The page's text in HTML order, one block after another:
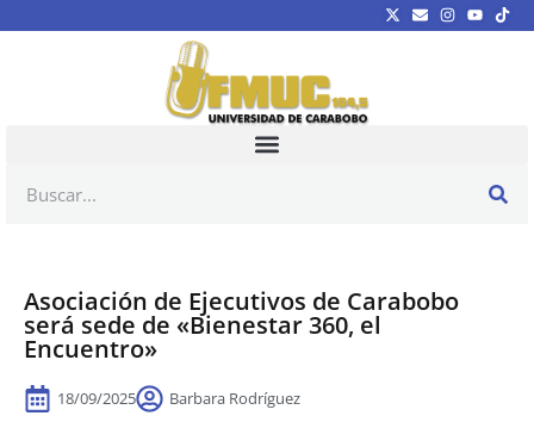
Asociación de Ejecutivos de Carabobo
será sede de «Bienestar 360, el
Encuentro»
18/09/2025 Barbara Rodríguez